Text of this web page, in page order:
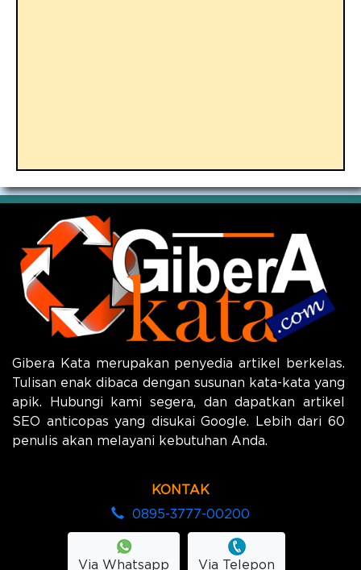
Gibera Kata merupakan penyedia artikel berkelas.
Tulisan enak dibaca dengan susunan kata-kata yang
apik. Hubungi kami segera, dan dapatkan artikel
SEO anticopas yang disukai Google. Lebih dari 60
penulis akan melayani kebutuhan Anda.
KONTAK
0895-3777-00200
Via Whatsapp Via Telepon